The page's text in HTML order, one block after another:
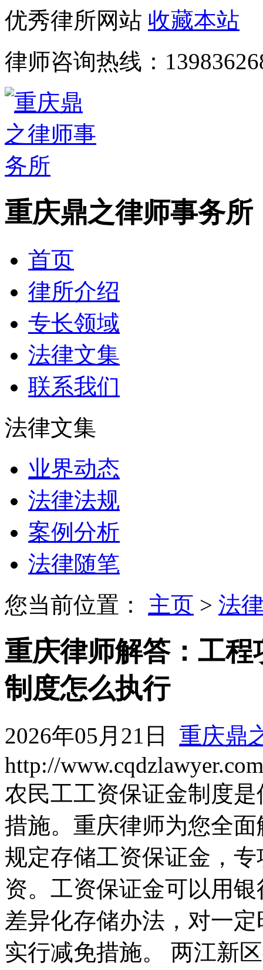
优秀律所网站 收藏本站
律师咨询热线：
重庆鼎之律师事务所
首页
律所介绍
专长领域
法律文集
联系我们
法律文集
业界动态
法律法规
案例分析
法律随笔
您当前位置： 主页 > 法
重庆律师解答：工
制度怎么执行
2026年05月21日 重庆鼎
http://www.cqdzlawyer.com
农民工工资保证金制度
措施。重庆律师为您全
规定存储工资保证金，
资。工资保证金可以用
差异化存储办法，对一
实行减免措施。 两江新